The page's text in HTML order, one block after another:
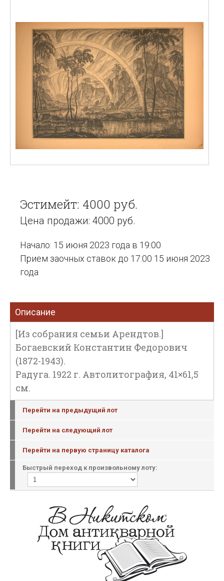
Эстимейт: 4000 руб.
Цена продажи: 4000 руб.
Начало: 15 июня 2023 года в 19:00
Прием заочных ставок до 17:00 15 июня 2023
года
Описание
[Из собрания семьи Арендтов.]
Богаевский Константин Федорович
(1872-1943).
Радуга. 1922 г. Автолитография, 41×61,5
см.
Перейти на предыдущий лот
Перейти на следующий лот
Перейти на первую страницу каталога
Быстрый переход к произвольному лоту: